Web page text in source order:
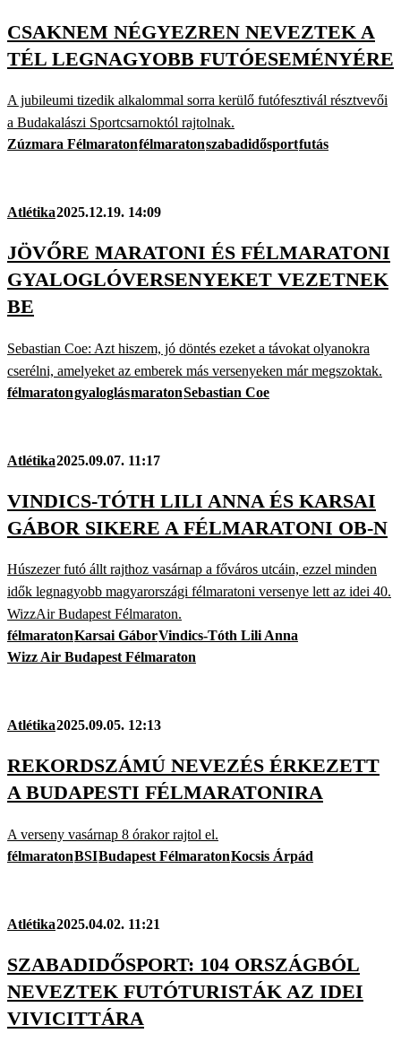
CSAKNEM NÉGYEZREN NEVEZTEK A
TÉL LEGNAGYOBB FUTÓESEMÉNYÉRE
A jubileumi tizedik alkalommal sorra kerülő futófesztivál résztvevői
a Budakalászi Sportcsarnoktól rajtolnak.
Zúzmara Félmaratonfélmaratonszabadidősportfutás
Atlétika2025.12.19. 14:09
JÖVŐRE MARATONI ÉS FÉLMARATONI
GYALOGLÓVERSENYEKET VEZETNEK
BE
Sebastian Coe: Azt hiszem, jó döntés ezeket a távokat olyanokra
cserélni, amelyeket az emberek más versenyeken már megszoktak.
félmaratongyaloglásmaratonSebastian Coe
Atlétika2025.09.07. 11:17
VINDICS-TÓTH LILI ANNA ÉS KARSAI
GÁBOR SIKERE A FÉLMARATONI OB-N
Húszezer futó állt rajthoz vasárnap a főváros utcáin, ezzel minden
idők legnagyobb magyarországi félmaratoni versenye lett az idei 40.
WizzAir Budapest Félmaraton.
félmaratonKarsai GáborVindics-Tóth Lili Anna
Wizz Air Budapest Félmaraton
Atlétika2025.09.05. 12:13
REKORDSZÁMÚ NEVEZÉS ÉRKEZETT
A BUDAPESTI FÉLMARATONIRA
A verseny vasárnap 8 órakor rajtol el.
félmaratonBSIBudapest FélmaratonKocsis Árpád
Atlétika2025.04.02. 11:21
SZABADIDŐSPORT: 104 ORSZÁGBÓL
NEVEZTEK FUTÓTURISTÁK AZ IDEI
VIVICITTÁRA